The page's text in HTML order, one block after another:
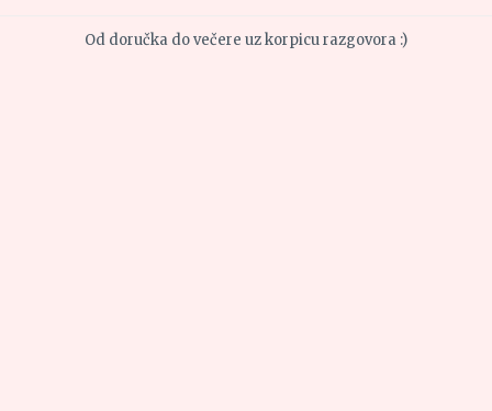
Od doručka do večere uz korpicu razgovora :)